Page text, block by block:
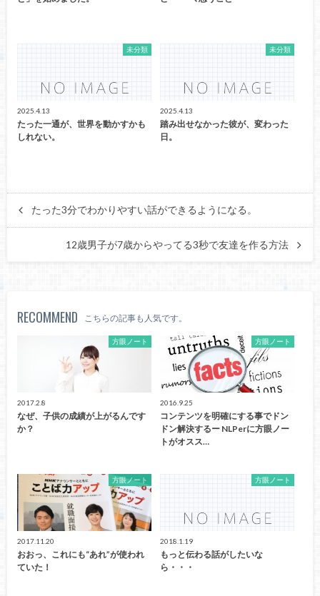
未分類
2025.4.13
たった一通が、世界を動かすかも
しれない。
未分類
2025.4.13
踏み出せなかった彼が、変わった
日。
たった3分でわかりやすい話ができるようになる。
12歳男子が7歳からやってる3秒で友達を作る方法
RECOMMEND こちらの記事も人気です。
方眼ノート
2017.2.8
なぜ、子供の成績が上がるんです
か？
方眼ノート
2016.9.25
コンテンツを明確にする事でドン
ドン解決するー NLPerに方眼ノー
トがオスス…
方眼ノート
2017.11.20
おおっ、これにも“あれ”が使われ
ていた！
方眼ノート
2018.1.19
もっと伝わる話がしたいな
ら・・・